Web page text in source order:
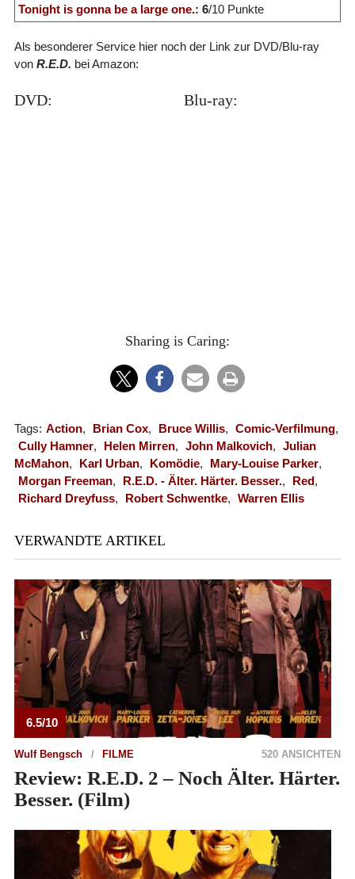
Tonight is gonna be a large one.: 6/10 Punkte
Als besonderer Service hier noch der Link zur DVD/Blu-ray
von R.E.D. bei Amazon:
DVD: Blu-ray:
Sharing is Caring:
Tags: Action, Brian Cox, Bruce Willis, Comic-Verfilmung,
Cully Hamner, Helen Mirren, John Malkovich, Julian
McMahon, Karl Urban, Komödie, Mary-Louise Parker,
Morgan Freeman, R.E.D. - Älter. Härter. Besser., Red,
Richard Dreyfuss, Robert Schwentke, Warren Ellis
VERWANDTE ARTIKEL
6.5/10
Wulf Bengsch FILME 520 ANSICHTEN
Review: R.E.D. 2 – Noch Älter. Härter.
Besser. (Film)